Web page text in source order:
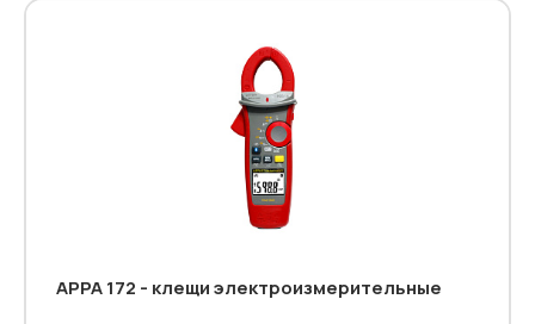
APPA 172 - клещи электроизмерительные